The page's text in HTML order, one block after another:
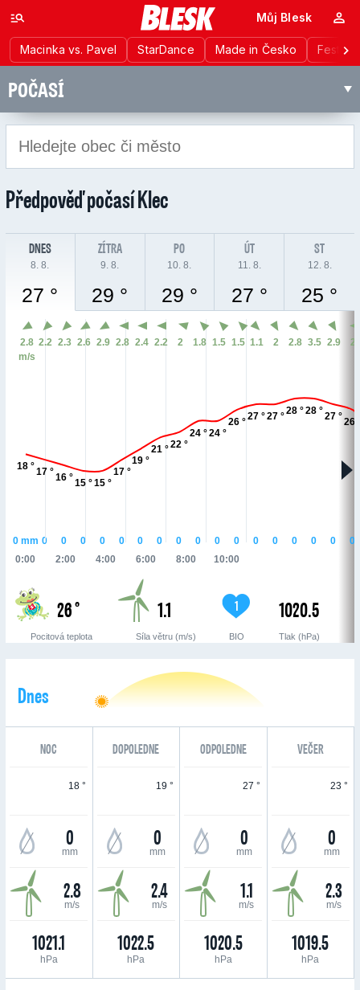
Macinka vs. Pavel StarDance Made in Česko
Můj Blesk
POČASÍ
Předpověď počasíKlec
DNES
8. 8.
27 °
ZÍTRA
9. 8.
29 °
PO
10. 8.
29 °
ÚT
11. 8.
27 °
ST
12. 8.
25 °
18 °17 °16 °15 °15 °
17 °
19 °
21 °22 °
24 °24 °
26 °27 °27 °28 °28 °27 °26
0:00 2:00 4:00 6:00 8:00 10:00
0mm 0 0 0 0 0 0 0 0 0 0 0 0 0 0 0 0 0
2.8
m/s
2.2 2.3 2.6 2.9 2.8 2.4 2.2 2 1.8 1.5 1.5 1.1 2 2.8 3.5 2.9 2
26 °
Pocitová teplota
1.1
Síla větru (m/s)
1
BIO
1020.5
Tlak (hPa)
Dnes
NOC DOPOLEDNE ODPOLEDNE VEČER
18 °
0
mm
2.8
m/s
1021.1
hPa
19 °
0
mm
2.4
m/s
1022.5
hPa
27 °
0
mm
1.1
m/s
1020.5
hPa
23 °
0
mm
2.3
m/s
1019.5
hPa